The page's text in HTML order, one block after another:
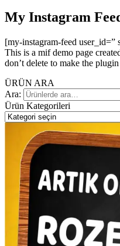
My Instagram
[my-instagram-feed user_id=”
This is a mif demo page
don’t delete to make the
ÜRÜN ARA
Ara:
Ürün Kategorileri